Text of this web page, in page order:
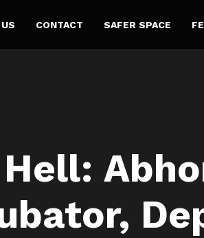
CONTACT SAFER SPACE
Hell: